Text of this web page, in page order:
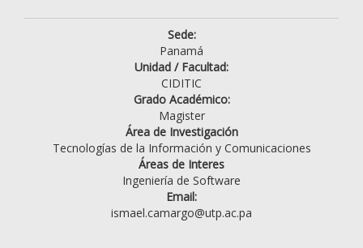
Sede:
Panamá
Unidad / Facultad:
CIDITIC
Grado Académico:
Magister
Área de Investigación
Tecnologías de la Información y Comunicaciones
Áreas de Interes
Ingeniería de Software
Email:
ismael.camargo@utp.ac.pa